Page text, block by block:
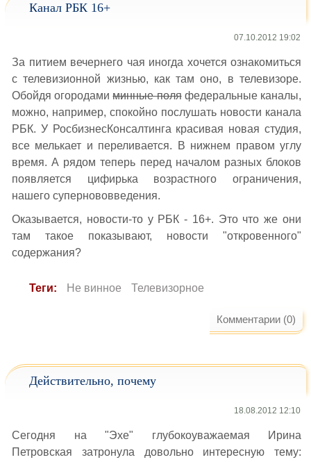
Канал РБК 16+
07.10.2012 19:02
За питием вечернего чая иногда хочется ознакомиться
с телевизионной жизнью, как там оно, в телевизоре.
Обойдя огородамиминные поляфедеральные каналы,
можно, например, спокойно послушать новости канала
РБК. У РосбизнесКонсалтинга красивая новая студия,
все мелькает и переливается. В нижнем правом углу
время. А рядом теперь перед началом разных блоков
появляется цифирька возрастного ограничения,
нашего супернововведения.
Оказывается, новости-то у РБК - 16+. Это что же они
там такое показывают, новости "откровенного"
содержания?
Теги: Не винное Телевизорное
Комментарии (0)
Действительно, почему
18.08.2012 12:10
Сегодня на "Эхе" глубокоуважаемая Ирина
Петровская затронула довольно интересную тему: